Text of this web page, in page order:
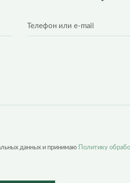
данных и принимаю
Политику